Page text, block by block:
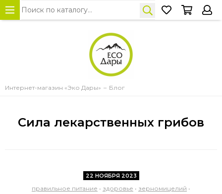
Интернет-магазин «Эко Дары» Блог
Сила лекарственных грибов
22 НОЯБРЯ 2023
правильное питание • здоровье • зерномицелий •